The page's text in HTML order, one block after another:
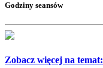
Godziny seansów
Zobacz więcej na temat: